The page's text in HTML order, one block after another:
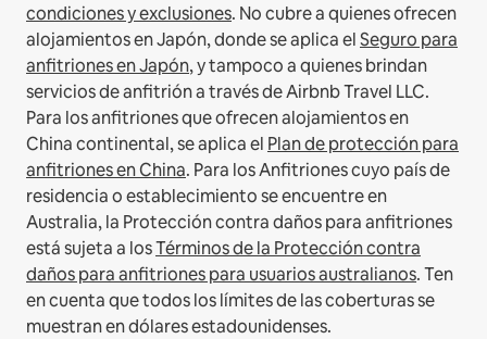
condiciones y exclusiones. No cubre a quienes ofrecen
alojamientos en Japón, donde se aplica elSeguro para
anfitriones en Japón, y tampoco a quienes brindan
servicios de anfitrión a través de Airbnb Travel LLC.
Para los anfitriones que ofrecen alojamientos en
China continental, se aplica el Plan de protección para
anfitriones en China. Para los Anfitriones cuyo país de
residencia o establecimiento se encuentre en
Australia, la Protección contra daños para anfitriones
está sujeta a losTérminos de la Protección contra
daños para anfitriones para usuarios australianos. Ten
en cuenta que todos los límites de las coberturas se
muestran en dólares estadounidenses.